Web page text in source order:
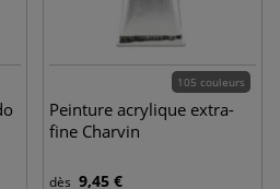
105 couleurs
Peinture acrylique extra-
fine Charvin
dès 9,45 €